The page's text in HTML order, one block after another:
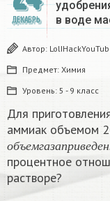
ДЕКАБРЬ
в воде
Автор:
Предмет: Химия
Уровень: 5 - 9 класс
Для
аммиак объемом
о б ъемг а з а п р и в е д е н
объемгазаприведе
процентное
растворе?